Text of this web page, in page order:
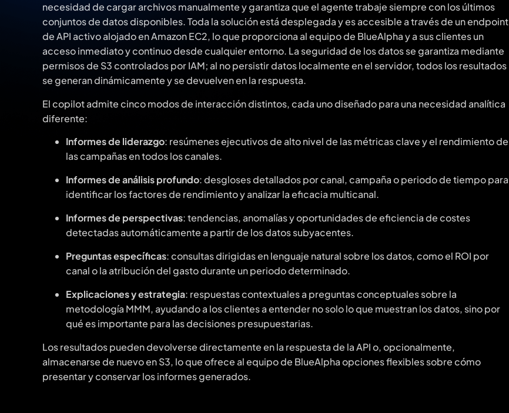
necesidad de cargar archivos manualmente y garantiza que el agente trabaje siempre con los últimos
conjuntos de datos disponibles. Toda la solución está desplegada y es accesible a través de un endpoint
de API activo alojado en Amazon EC2, lo que proporciona al equipo de BlueAlpha y a sus clientes un
acceso inmediato y continuo desde cualquier entorno. La seguridad de los datos se garantiza mediante
permisos de S3 controlados por IAM; al no persistir datos localmente en el servidor, todos los resultados
se generan dinámicamente y se devuelven en la respuesta.
El copilot admite cinco modos de interacción distintos, cada uno diseñado para una necesidad analítica
diferente:
Informes de liderazgo: resúmenes ejecutivos de alto nivel de las métricas clave y el rendimiento de
las campañas en todos los canales.
Informes de análisis profundo: desgloses detallados por canal, campaña o periodo de tiempo para
identificar los factores de rendimiento y analizar la eficacia multicanal.
Informes de perspectivas: tendencias, anomalías y oportunidades de eficiencia de costes
detectadas automáticamente a partir de los datos subyacentes.
Preguntas específicas: consultas dirigidas en lenguaje natural sobre los datos, como el ROI por
canal o la atribución del gasto durante un periodo determinado.
Explicaciones y estrategia: respuestas contextuales a preguntas conceptuales sobre la
metodología MMM, ayudando a los clientes a entender no solo lo que muestran los datos, sino por
qué es importante para las decisiones presupuestarias.
Los resultados pueden devolverse directamente en la respuesta de la API o, opcionalmente,
almacenarse de nuevo en S3, lo que ofrece al equipo de BlueAlpha opciones flexibles sobre cómo
presentar y conservar los informes generados.